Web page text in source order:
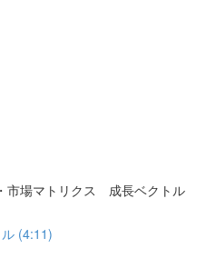
市場マトリクス 成長ベクトル
(4:11)